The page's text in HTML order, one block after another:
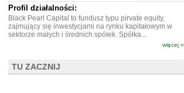
Profil działalności:
Black Pearl Capital to fundusz typu pirvate equity,
zajmujący się inwestycjami na rynku kapitałowym w
sektorze małych i średnich spółek. Spółka...
więcej »
TU ZACZNIJ